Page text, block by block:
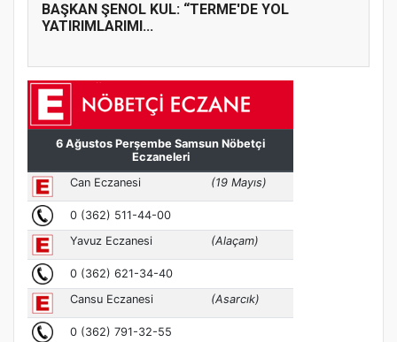
BAŞKAN ŞENOL KUL: “TERME'DE YOL
YATIRIMLARIMI...